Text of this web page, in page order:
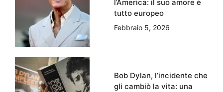
l’America: il suo amore è
tutto europeo
Febbraio 5, 2026
Bob Dylan, l’incidente che
gli cambiò la vita: una